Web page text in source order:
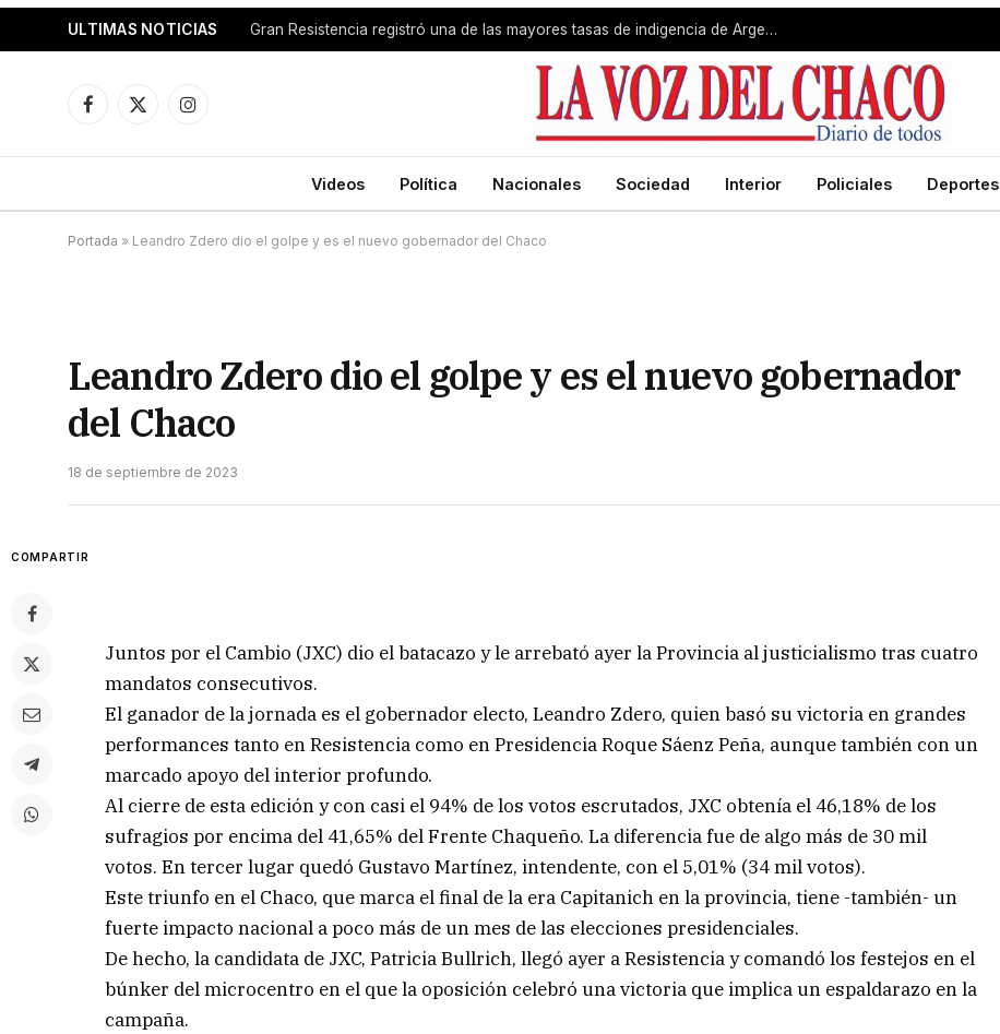
ULTIMAS NOTICIAS Gran Resistencia registró una de las mayores tasas de indigencia de Argentina
Facebook
X
Instagram
Videos Política Nacionales Sociedad Interior Policiales Deportes
Portada » Leandro Zdero dio el golpe y es el nuevo gobernador del Chaco
Leandro Zdero dio el golpe y es el nuevo gobernador
del Chaco
18 de septiembre de 2023
COMPARTIR
Juntos por el Cambio (JXC) dio el batacazo y le arrebató ayer la Provincia al justicialismo tras cuatro
mandatos consecutivos.
El ganador de la jornada es el gobernador electo, Leandro Zdero, quien basó su victoria en grandes
performances tanto en Resistencia como en Presidencia Roque Sáenz Peña, aunque también con un
marcado apoyo del interior profundo.
Al cierre de esta edición y con casi el 94% de los votos escrutados, JXC obtenía el 46,18% de los
sufragios por encima del 41,65% del Frente Chaqueño. La diferencia fue de algo más de 30 mil
votos. En tercer lugar quedó Gustavo Martínez, intendente, con el 5,01% (34 mil votos).
Este triunfo en el Chaco, que marca el final de la era Capitanich en la provincia, tiene -también- un
fuerte impacto nacional a poco más de un mes de las elecciones presidenciales.
De hecho, la candidata de JXC, Patricia Bullrich, llegó ayer a Resistencia y comandó los festejos en el
búnker del microcentro en el que la oposición celebró una victoria que implica un espaldarazo en la
campaña.